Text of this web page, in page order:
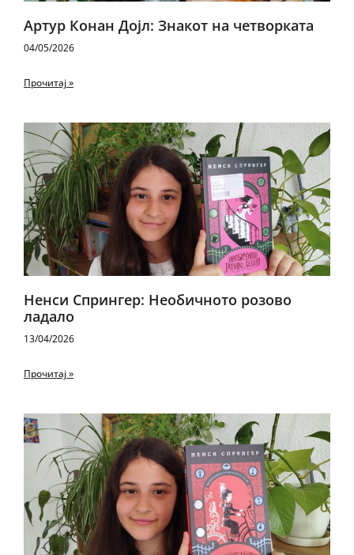
Артур Конан Дојл: Знакот на четворката
04/05/2026
Прочитај »
Ненси Спрингер: Необичното розово
ладало
13/04/2026
Прочитај »